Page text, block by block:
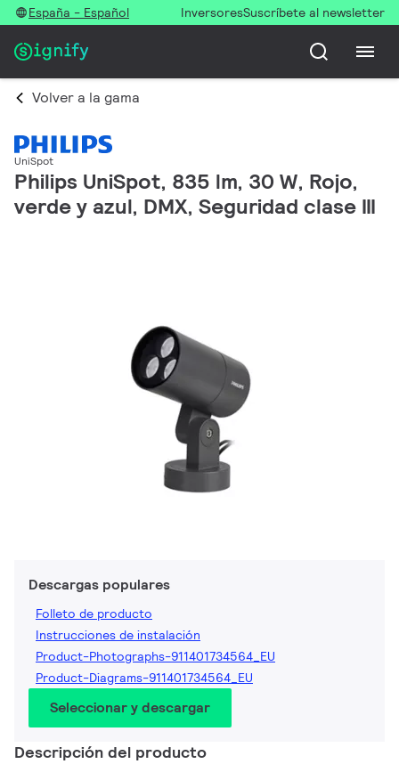
España - Español InversoresSuscríbete al newsletter
Volver a la gama
UniSpot
Philips UniSpot, 835 lm, 30 W, Rojo,
verde y azul, DMX, Seguridad clase III
Descargas populares
Folleto de producto
Instrucciones de instalación
Product-Photographs-911401734564_EU
Product-Diagrams-911401734564_EU
Seleccionar y descargar
Descripción del producto